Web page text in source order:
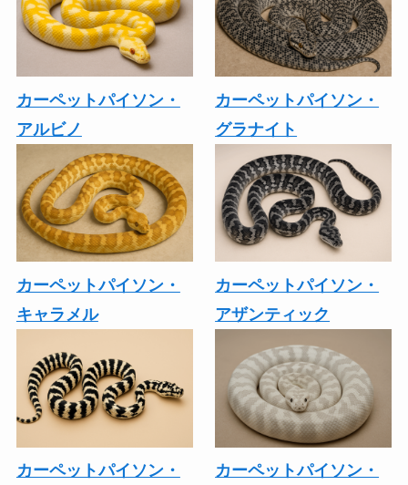
カーペットパイソン・
アルビノ
カーペットパイソン・
グラナイト
カーペットパイソン・
キャラメル
カーペットパイソン・
アザンティック
カーペットパイソン・ カーペットパイソン・